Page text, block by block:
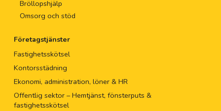
Bröllopshjälp
Omsorg och stöd
Företagstjänster
Fastighetsskötsel
Kontorsstädning
Ekonomi, administration, löner & HR
Offentlig sektor – Hemtjänst, fönsterputs &
fastighetsskötsel